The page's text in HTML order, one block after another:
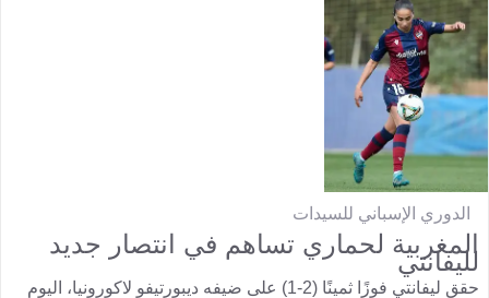
الدوري الإسباني للسيدات
المغربية لحماري تساهم في انتصار جديد
لليفانتي
حقق ليفانتي فوزًا ثمينًا (2-1) على ضيفه ديبورتيفو لاكورونيا، اليوم